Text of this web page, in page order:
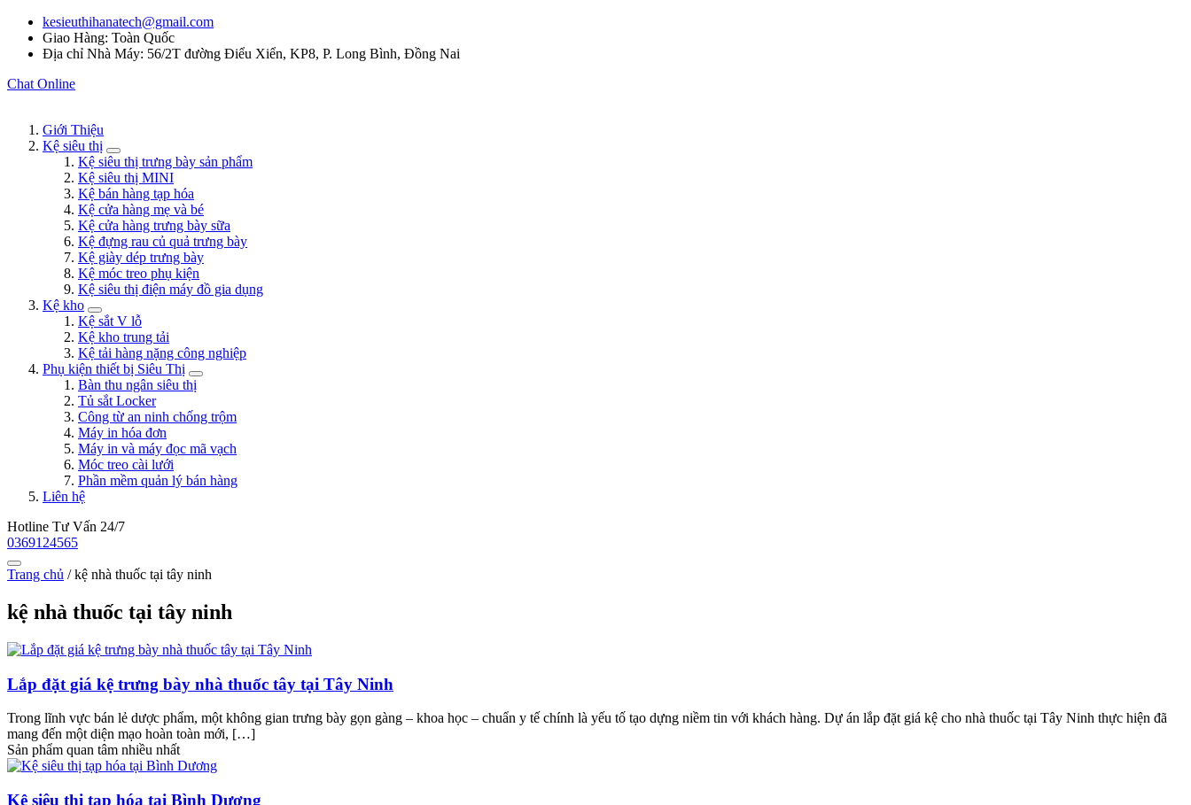
kesieuthihanatech@gmail.com
Giao Hàng: Toàn Quốc
Địa chỉ Nhà Máy: 56/2T đường Điểu Xiển, KP8, P. Long Bình, Đồng Nai
Chat Online
Giới Thiệu
Kệ siêu thị
Kệ siêu thị trưng bày sản phẩm
Kệ siêu thị MINI
Kệ bán hàng tạp hóa
Kệ cửa hàng mẹ và bé
Kệ cửa hàng trưng bày sữa
Kệ đựng rau củ quả trưng bày
Kệ giày dép trưng bày
Kệ móc treo phụ kiện
Kệ siêu thị điện máy đồ gia dụng
Kệ kho
Kệ sắt V lỗ
Kệ kho trung tải
Kệ tải hàng nặng công nghiệp
Phụ kiện thiết bị Siêu Thị
Bàn thu ngân siêu thị
Tủ sắt Locker
Công từ an ninh chống trộm
Máy in hóa đơn
Máy in và máy đọc mã vạch
Móc treo cài lưới
Phần mềm quản lý bán hàng
Liên hệ
Hotline Tư Vấn 24/7
0369124565
Trang chủ /kệ nhà thuốc tại tây ninh
kệ nhà thuốc tại tây ninh
Lắp đặt giá kệ trưng bày nhà thuốc tây tại Tây Ninh
Trong lĩnh vực bán lẻ dược phẩm, một không gian trưng bày gọn gàng – khoa học – chuẩn y tế chính là yếu tố tạo dựng niềm tin với khách hàng. Dự án lắp đặt giá kệ cho nhà thuốc tại Tây Ninh thực hiện đã
mang đến một diện mạo hoàn toàn mới, […]
Sản phẩm quan tâm nhiều nhất
Kệ siêu thị tạp hóa tại Bình Dương